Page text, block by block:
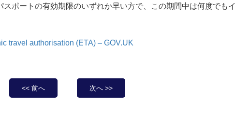
ポートの有効期限のいずれか早い方で、この期間中は何度でもイ
travel authorisation (ETA) – GOV.UK
<< 前へ 次へ >>